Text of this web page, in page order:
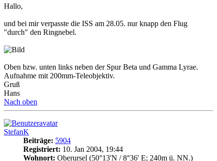
Hallo,
und bei mir verpasste die ISS am 28.05. nur knapp den Flug
"durch" den Ringnebel.
Oben bzw. unten links neben der Spur Beta und Gamma Lyrae.
Aufnahme mit 200mm-Teleobjektiv.
Gruß
Hans
Nach oben
StefanK
Beiträge: 5904
Registriert: 10. Jan 2004, 19:44
Wohnort: Oberursel (50°13'N / 8°36' E; 240m ü. NN.)